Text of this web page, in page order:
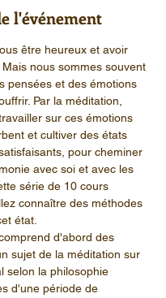
l'événement
être heureux et avoir
nous sommes souvent
pensées et des émotions
Par la méditation,
sur ces émotions
et cultiver des états
pour cheminer
avec soi et avec les
série de 10 cours
connaître des méthodes
état.
d'abord des
sujet de la méditation sur
selon la philosophie
d'une période de